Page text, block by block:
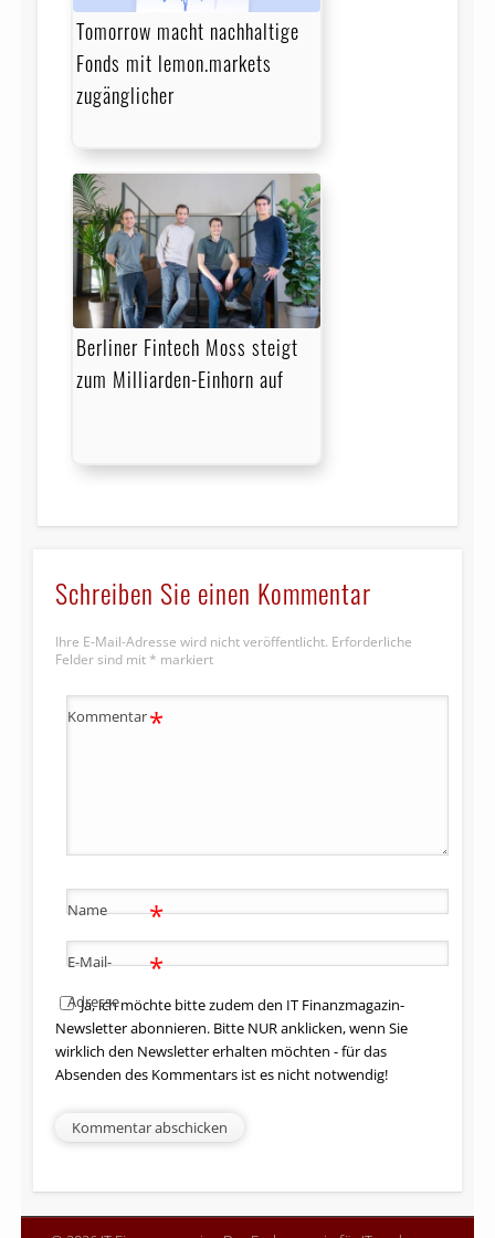
Tomorrow macht nachhaltige
Fonds mit lemon.markets
zugänglicher
Berliner Fintech Moss steigt
zum Milliarden-Einhorn auf
Schreiben Sie einen Kommentar
Ihre E-Mail-Adresse wird nicht veröffentlicht. Erforderliche
Felder sind mit * markiert
Kommentar*
Name *
E-Mail-
Adresse
*
Ja, ich möchte bitte zudem den IT Finanzmagazin-
Newsletter abonnieren. Bitte NUR anklicken, wenn Sie
wirklich den Newsletter erhalten möchten - für das
Absenden des Kommentars ist es nicht notwendig!